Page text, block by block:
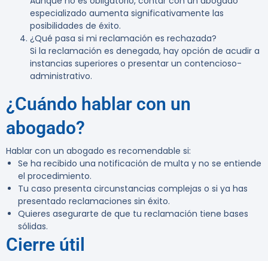
especializado aumenta significativamente las
posibilidades de éxito.
¿Qué pasa si mi reclamación es rechazada?
Si la reclamación es denegada, hay opción de acudir a
instancias superiores o presentar un contencioso-
administrativo.
¿Cuándo hablar con un
abogado?
Hablar con un abogado es recomendable si:
Se ha recibido una notificación de multa y no se entiende
el procedimiento.
Tu caso presenta circunstancias complejas o si ya has
presentado reclamaciones sin éxito.
Quieres asegurarte de que tu reclamación tiene bases
sólidas.
Cierre útil